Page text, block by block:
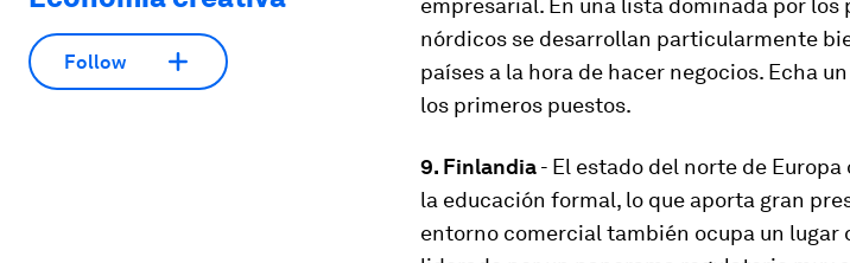
Follow
empresarial. En una lista dominada por los
nórdicos se desarrollan particularmente
países a la hora de hacer negocios. Echa
los primeros puestos.
9. Finlandia- El estado del norte de
la educación formal, lo que aporta gran
entorno comercial también ocupa un lugar